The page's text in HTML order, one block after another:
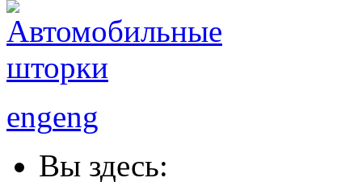
engeng
Вы здесь: